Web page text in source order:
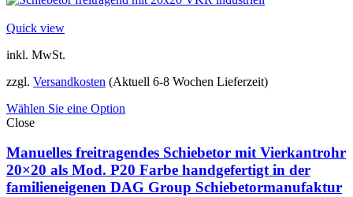
Quick view
inkl. MwSt.
zzgl. Versandkosten (Aktuell 6-8 Wochen Lieferzeit)
Wählen Sie eine Option
Close
Manuelles freitragendes Schiebetor mit Vierkantrohr
20×20 als Mod. P20 Farbe handgefertigt in der
familieneigenen DAG Group Schiebetormanufaktur